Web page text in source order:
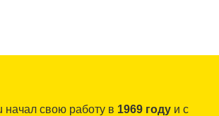
начал свою работу в 1969 году и с